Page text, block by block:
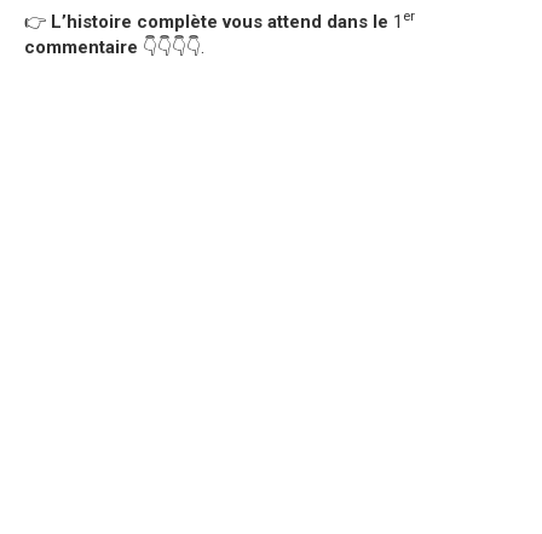
👉 L’histoire complète vous attend dans le 1 er
commentaire 👇👇👇👇.